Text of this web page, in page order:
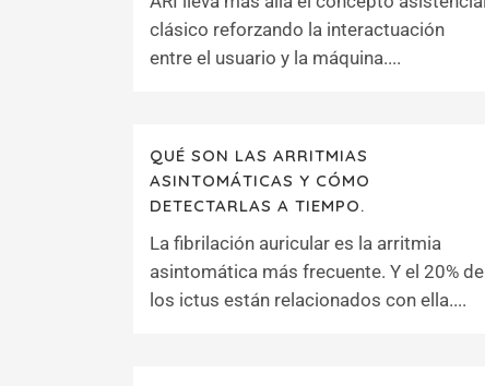
clásico reforzando la interactuación
entre el usuario y la máquina....
QUÉ SON LAS ARRITMIAS
ASINTOMÁTICAS Y CÓMO
DETECTARLAS A TIEMPO.
La fibrilación auricular es la arritmia
asintomática más frecuente. Y el 20% de
los ictus están relacionados con ella....